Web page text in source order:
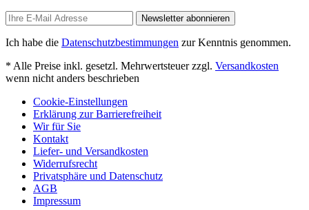
Newsletter abonnieren
Ich habe die Datenschutzbestimmungen zur Kenntnis genommen.
* Alle Preise inkl. gesetzl. Mehrwertsteuer zzgl. Versandkosten
wenn nicht anders beschrieben
Cookie-Einstellungen
Erklärung zur Barrierefreiheit
Wir für Sie
Kontakt
Liefer- und Versandkosten
Widerrufsrecht
Privatsphäre und Datenschutz
AGB
Impressum